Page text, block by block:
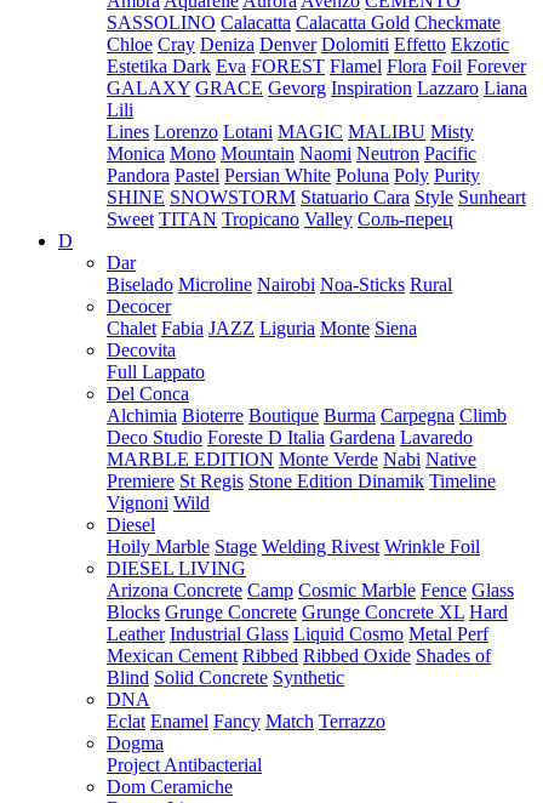
SASSOLINO Calacatta Calacatta Gold Checkmate
Chloe Cray Deniza Denver Dolomiti Effetto Ekzotic
Estetika Dark Eva FOREST Flamel Flora Foil Forever
GALAXY GRACE Gevorg Inspiration Lazzaro Liana
Lili
Lines Lorenzo Lotani MAGIC MALIBU Misty
Monica Mono Mountain Naomi Neutron Pacific
Pandora Pastel Persian White Poluna Poly Purity
SHINE SNOWSTORM Statuario Cara Style Sunheart
Sweet TITAN Tropicano Valley Соль-перец
D
Dar
Biselado Microline Nairobi Noa-Sticks Rural
Decocer
Chalet Fabia JAZZ Liguria Monte Siena
Decovita
Full Lappato
Del Conca
Alchimia Bioterre Boutique Burma Carpegna Climb
Deco Studio Foreste D Italia Gardena Lavaredo
MARBLE EDITION Monte Verde Nabi Native
Premiere St Regis Stone Edition Dinamik Timeline
Vignoni Wild
Diesel
Hoily Marble Stage Welding Rivest Wrinkle Foil
DIESEL LIVING
Arizona Concrete Camp Cosmic Marble Fence Glass
Blocks Grunge Concrete Grunge Concrete XL Hard
Leather Industrial Glass Liquid Cosmo Metal Perf
Mexican Cement Ribbed Ribbed Oxide Shades of
Blind Solid Concrete Synthetic
DNA
Eclat Enamel Fancy Match Terrazzo
Dogma
Project Antibacterial
Dom Ceramiche